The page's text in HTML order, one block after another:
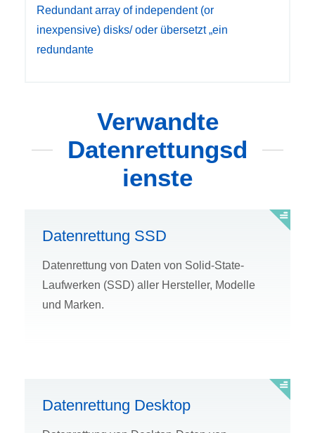
Redundant array of independent (or
inexpensive) disks/ oder übersetzt „ein
redundante
Verwandte
Datenrettungsd
ienste
Datenrettung SSD
Datenrettung von Daten von Solid-State-
Laufwerken (SSD) aller Hersteller, Modelle
und Marken.
Datenrettung Desktop